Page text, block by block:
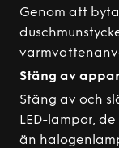
Genom att
Stäng av
Stäng av och
LED-lampor,
än